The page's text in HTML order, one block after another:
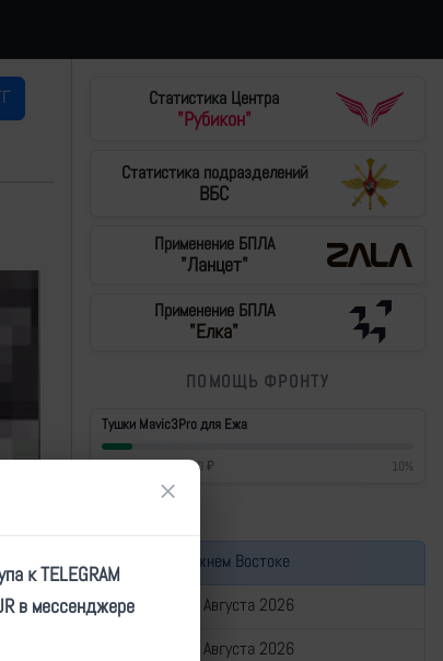
Статистика Центра
"Рубикон"
Статистика подразделений
ВБС
Применение БПЛА
"Ланцет"
Применение БПЛА
"Елка"
ПОМОЩЬ ФРОНТУ
Тушки Mavic3Pro для Ежа
430 000 ₽ 10%
Война на Ближнем Востоке
Сводка за 07 Августа 2026
Сводка за 06 Августа 2026
×
к TELEGRAM
в мессенджере